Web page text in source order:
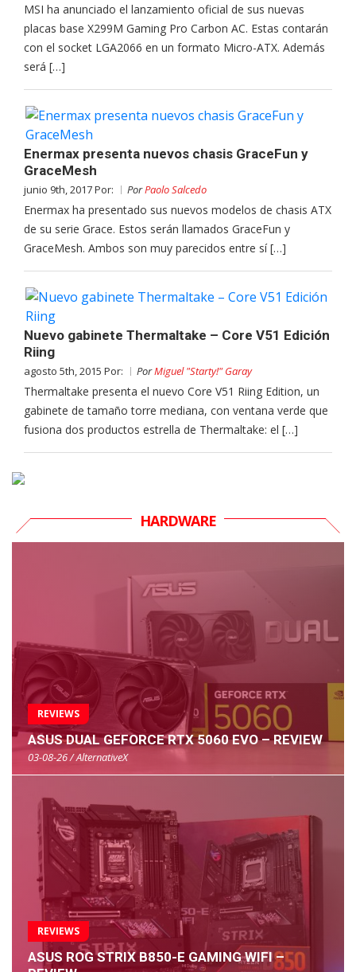
MSI ha anunciado el lanzamiento oficial de sus nuevas
placas base X299M Gaming Pro Carbon AC. Estas contarán
con el socket LGA2066 en un formato Micro-ATX. Además
será […]
Enermax presenta nuevos chasis GraceFun y
GraceMesh
junio 9th, 2017 Por: PorPaolo Salcedo
Enermax ha presentado sus nuevos modelos de chasis ATX
de su serie Grace. Estos serán llamados GraceFun y
GraceMesh. Ambos son muy parecidos entre sí […]
Nuevo gabinete Thermaltake – Core V51 Edición
Riing
agosto 5th, 2015 Por: PorMiguel "Starty!" Garay
Thermaltake presenta el nuevo Core V51 Riing Edition, un
gabinete de tamaño torre mediana, con ventana verde que
fusiona dos productos estrella de Thermaltake: el […]
HARDWARE
REVIEWS
ASUS DUAL GEFORCE RTX 5060 EVO – REVIEW
03-08-26 / AlternativeX
REVIEWS
ASUS ROG STRIX B850-E GAMING WIFI –